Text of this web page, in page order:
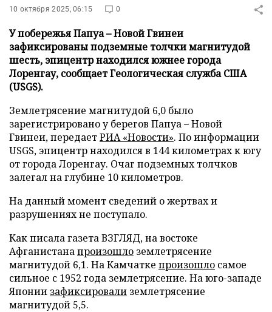
10 октября 2025, 06:15 0
У побережья Папуа – Новой Гвинеи
зафиксированы подземные толчки магнитудой
шесть, эпицентр находился южнее города
Лоренгау, сообщает Геологическая служба США
(USGS).
Землетрясение магнитудой 6,0 было
зарегистрировано у берегов Папуа – Новой
Гвинеи, передаетРИА «Новости». По информации
USGS, эпицентр находился в 144 километрах к югу
от города Лоренгау. Очаг подземных толчков
залегал на глубине 10 километров.
На данный момент сведений о жертвах и
разрушениях не поступало.
Как писала газета ВЗГЛЯД, на востоке
Афганистанапроизошло землетрясение
магнитудой 6,1. На Камчатке произошло самое
сильное с 1952 года землетрясение. На юго-западе
Японии зафиксировали землетрясение
магнитудой 5,5.